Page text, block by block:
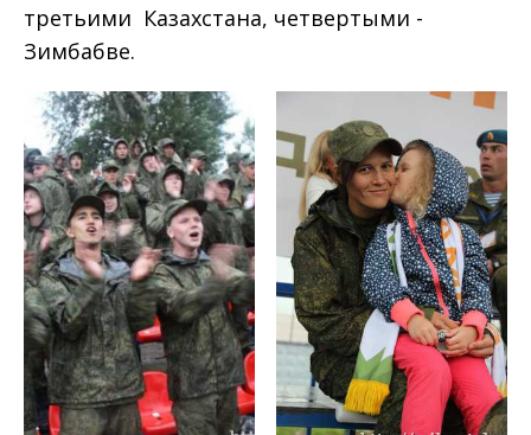
третьими ­ Казахстана, четвертыми ­
Зимбабве.